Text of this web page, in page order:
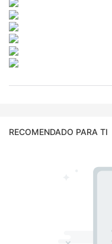
RECOMENDADO PARA TI